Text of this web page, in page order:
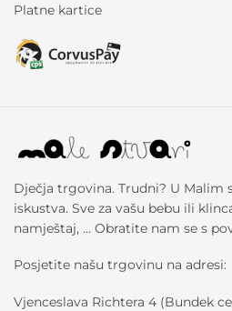
Platne kartice
Dječja trgovina. Trudni? U
iskustva. Sve za vašu bebu ili
namještaj, … Obratite nam se s
Posjetite našu trgovinu na adresi:
Vjenceslava Richtera 4 (Bundek